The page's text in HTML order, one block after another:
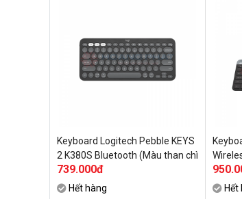
Keyboard Logitech Pebble KEYS
2 K380S Bluetooth (Màu than chì
920-011753)
739.000đ
Hết hàng
920-
Hết